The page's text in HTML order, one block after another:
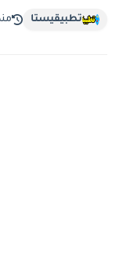
تطبيقيستا